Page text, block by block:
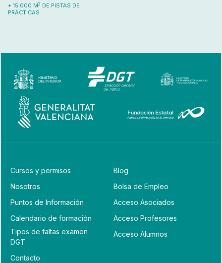
+ 15.000 M2 DE PISTAS DE
PRÁCTICAS
Cursos y permisos
Nosotros
Puntos de Información
Calendario de formación
Tipos de faltas examen
DGT
Contacto
Blog
Bolsa de Empleo
Acceso Asociados
Acceso Profesores
Acceso Alumnos